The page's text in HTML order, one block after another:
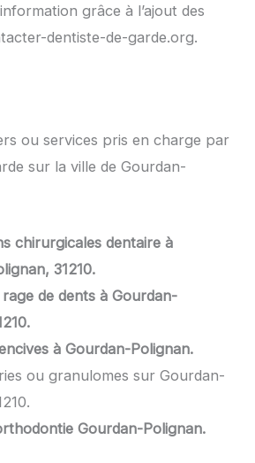
grâce à l’ajout des
dentiste-de-garde.org.
ou services pris en charge par
sur la ville de Gourdan-
chirurgicales dentaire à
31210.
rage de dents à Gourdan-
à Gourdan-Polignan.
ou granulomes sur Gourdan-
Gourdan-Polignan.